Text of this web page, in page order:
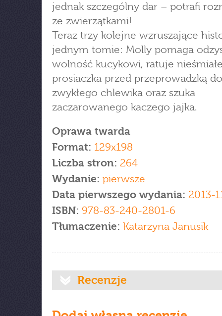
jednak szczególny dar – potrafi
ze zwierzątkami!
Teraz trzy kolejne wzruszające
jednym tomie: Molly pomaga
wolność kucykowi, ratuje
prosiaczka przed przeprowadzką do
zwykłego chlewika oraz szuka
zaczarowanego kaczego jajka.
Oprawa twarda
Format: 129x198
Liczba stron: 264
Wydanie: pierwsze
Data pierwszego wydania: 2013-
ISBN: 978-83-240-2801-6
Tłumaczenie: Katarzyna Janusik
Recenzje